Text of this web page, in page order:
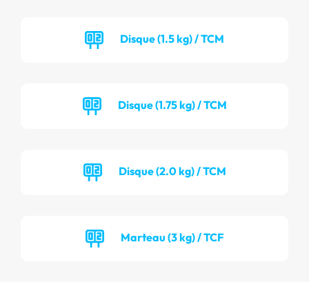
Disque (1.5 kg) / TCM
Disque (1.75 kg) / TCM
Disque (2.0 kg) / TCM
Marteau (3 kg) / TCF